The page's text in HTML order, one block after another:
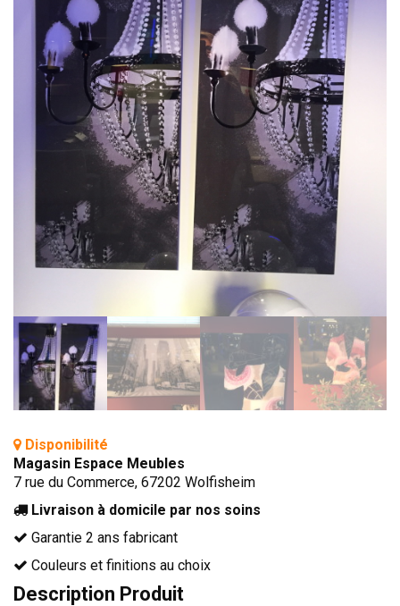
TABLE BASSE
FAUTEUILS
CANAPÉS
SALLES À MANGER
CHAISES
TABLES
BAHUT
LITERIE
CONVERTIBLE
LITS RELEVABLES
CADRES DE LIT
TÊTES DE LITS
MEUBLES DE COMPLÉMENT
TAPIS
MIROIRS
PETITS MEUBLES
AMÉNAGEMENTS SUR MESURE
AGENCEMENTS INTÉRIEURS
Disponibilité
Magasin Espace Meubles
7 rue du Commerce, 67202 Wolfisheim
Livraison à domicile par nos soins
Garantie 2 ans fabricant
Couleurs et finitions au choix
Description Produit